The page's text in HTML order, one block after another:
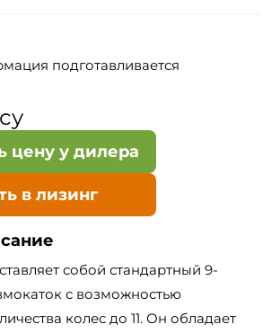
подготавливается
цену у дилера
в лизинг
собой стандартный 9-
с возможностью
колес до 11. Он обладает